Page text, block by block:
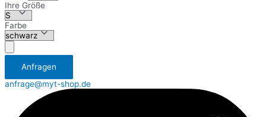
Ihre Größe
Farbe
Аnfragen
anfrage@myt-shop.de